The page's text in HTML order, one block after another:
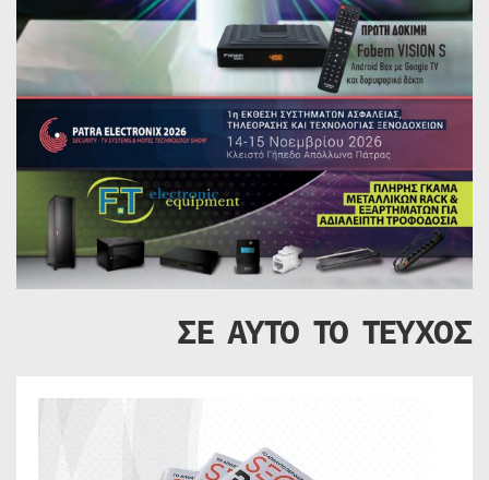
ΣΕ ΑΥΤΟ ΤΟ ΤΕΥΧΟΣ